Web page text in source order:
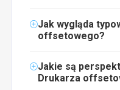
Jak wygląda
offsetowego?
Jakie są
Drukarza